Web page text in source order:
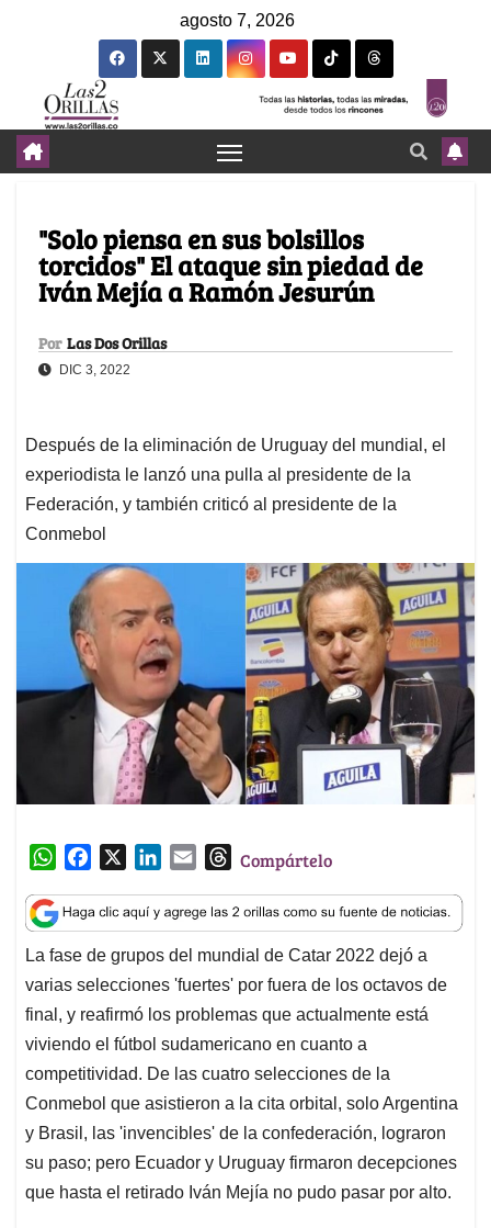
agosto 7, 2026
"Solo piensa en sus bolsillos
torcidos" El ataque sin piedad de
Iván Mejía a Ramón Jesurún
Por Las Dos Orillas
DIC 3, 2022
Después de la eliminación de Uruguay del mundial, el
experiodista le lanzó una pulla al presidente de la
Federación, y también criticó al presidente de la
Conmebol
W
a
t
s
A
p
p
c
e
b
o
o
k
n
k
e
d
I
n
a
i
l
T
r
e
a
d
s
Compártelo
La fase de grupos del mundial de Catar 2022 dejó a
varias selecciones 'fuertes' por fuera de los octavos de
final, y reafirmó los problemas que actualmente está
viviendo el fútbol sudamericano en cuanto a
competitividad. De las cuatro selecciones de la
Conmebol que asistieron a la cita orbital, solo Argentina
y Brasil, las 'invencibles' de la confederación, lograron
su paso; pero Ecuador y Uruguay firmaron decepciones
que hasta el retirado Iván Mejía no pudo pasar por alto.